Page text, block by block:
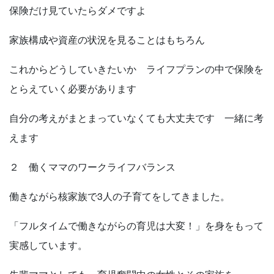
保険だけ見ていたらダメですよ
家族構成や資産の状況を見ることはもちろん
これからどうしていきたいか ライフプランの中で保険を
とらえていく必要があります
自分の考えがまとまっていなくても大丈夫です 一緒に考
えます
２ 働くママのワークライフバランス
働きながら核家族で3人の子育てをしてきました。
「フルタイムで働きながらの育児は大変！」を身をもって
実感しています。